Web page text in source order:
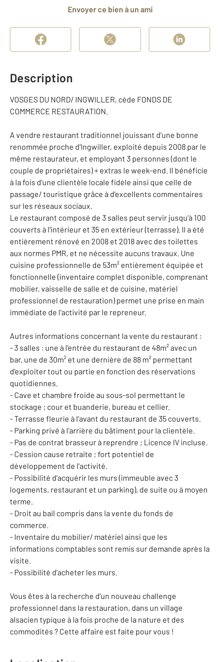
Envoyer ce bien à un ami
Description
VOSGES DU NORD/ INGWILLER, cède FONDS DE
COMMERCE RESTAURATION.
A vendre restaurant traditionnel jouissant d'une bonne
renommée proche d'Ingwiller, exploité depuis 2008 par le
même restaurateur, et employant 3 personnes (dont le
couple de propriétaires) + extras le week-end. Il bénéficie
à la fois d'une clientèle locale fidèle ainsi que celle de
passage/ touristique grâce à d'excellents commentaires
sur les réseaux sociaux.
Le restaurant composé de 3 salles peut servir jusqu'à 100
couverts à l'intérieur et 35 en extérieur (terrasse). Il a été
entièrement rénové en 2008 et 2018 avec des toilettes
aux normes PMR, et ne nécessite aucuns travaux. Une
cuisine professionnelle de 53m² entièrement équipée et
fonctionnelle (inventaire complet disponible, comprenant
mobilier, vaisselle de salle et de cuisine, matériel
professionnel de restauration) permet une prise en main
immédiate de l'activité par le repreneur.
Autres informations concernant la vente du restaurant :
- 3 salles : une à l'entrée du restaurant de 48m² avec un
bar, une de 30m² et une dernière de 88 m² permettant
d'exploiter tout ou partie en fonction des réservations
quotidiennes.
- Cave et chambre froide au sous-sol permettant le
stockage ; cour et buanderie, bureau et cellier.
- Terrasse fleurie à l'avant du restaurant de 35 couverts.
- Parking privé à l'arrière du bâtiment pour la clientèle.
- Pas de contrat brasseur à reprendre ; Licence IV incluse.
- Cession cause retraite ; fort potentiel de
développement de l'activité.
- Possibilité d'acquérir les murs (immeuble avec 3
logements, restaurant et un parking), de suite ou à moyen
terme.
- Droit au bail compris dans la vente du fonds de
commerce.
- Inventaire du mobilier/ matériel ainsi que les
informations comptables sont remis sur demande après la
visite.
- Possibilité d'acheter les murs.
Vous êtes à la recherche d'un nouveau challenge
professionnel dans la restauration, dans un village
alsacien typique à la fois proche de la nature et des
commodités ? Cette affaire est faite pour vous !